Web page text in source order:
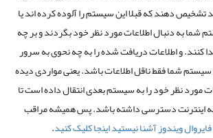
دهند که قبلا این سیستم را آلوده کرده اند یا
به دنبال اطلاعات مورد نظر خود بگردند و بر چه
کنند. و اطلاعات دریافت شده را به چه نحوی به سرور
شما فقط ناقل اطلاعات باشد. یعنی مواردی دیده
مورد نظر خود را به سیستم بعدی انتقال داده است تا
اینترنت دسترسی داشته باشد. پس همیشه مراقب
فایروال ویندوز آشنا نیستید اینجا کلیک کنید.